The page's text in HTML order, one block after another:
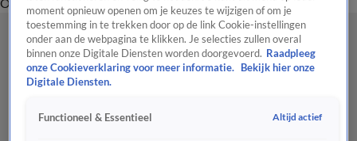
moment opnieuw openen om je keuzes te wijzigen of om je
toestemming in te trekken door op de link Cookie-instellingen
onder aan de webpagina te klikken. Je selecties zullen overal
binnen onze Digitale Diensten worden doorgevoerd. Raadpleeg
onze Cookieverklaring voor meer informatie.
Bekijk hier onze
Digitale Diensten.
Functioneel & Essentieel Altijd actief